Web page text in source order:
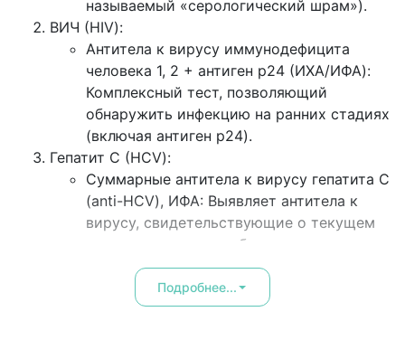
называемый «серологический шрам»).
ВИЧ (HIV):
Антитела к вирусу иммунодефицита
человека 1, 2 + антиген p24 (ИХА/ИФА):
Комплексный тест, позволяющий
обнаружить инфекцию на ранних стадиях
(включая антиген p24).
Гепатит С (HCV):
Суммарные антитела к вирусу гепатита С
(anti-HCV), ИФА: Выявляет антитела к
вирусу, свидетельствующие о текущем
или перенесенном заболевании.
Гепатит В (HBV):
Поверхностный антиген вируса гепатита
В (HBsAg), ИХА: Так называемый
Подробнее...